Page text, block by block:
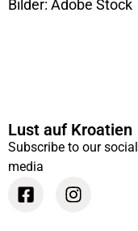
Bilder: Adobe Stock
Lust auf Kroatien
Subscribe to our social
media